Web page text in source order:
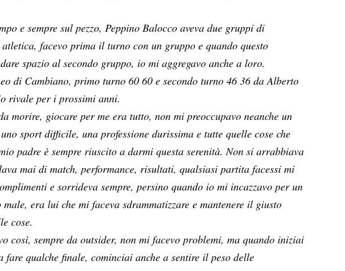
e sempre sul pezzo, Peppino Balocco aveva due gruppi di
facevo prima il turno con un gruppo e quando questo
spazio al secondo gruppo, io mi aggregavo anche a loro.
di Cambiano, primo turno 60 60 e secondo turno 46 36 da Alberto
rivale per i prossimi anni.
morire, giocare per me era tutto, non mi preoccupavo neanche un
uno sport difficile, una professione durissima e tutte quelle cose che
padre è sempre riuscito a darmi questa serenità. Non si arrabbiava
mai di match, performance, risultati, qualsiasi partita facessi mi
e sorrideva sempre, persino quando io mi incazzavo per un
male, era lui che mi faceva sdrammatizzare e mantenere il giusto
cose.
così, sempre da outsider, non mi facevo problemi, ma quando iniziai
fare qualche finale, cominciai anche a sentire il peso delle